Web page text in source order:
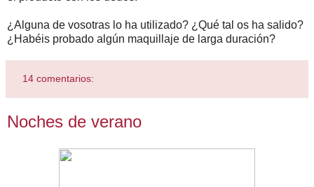
¿Alguna de vosotras lo ha utilizado? ¿Qué tal os ha salido?
¿Habéis probado algún maquillaje de larga duración?
14 comentarios:
Noches de verano